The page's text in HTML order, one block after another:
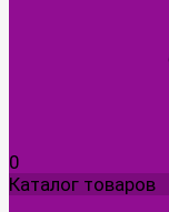
0
Каталог товаров